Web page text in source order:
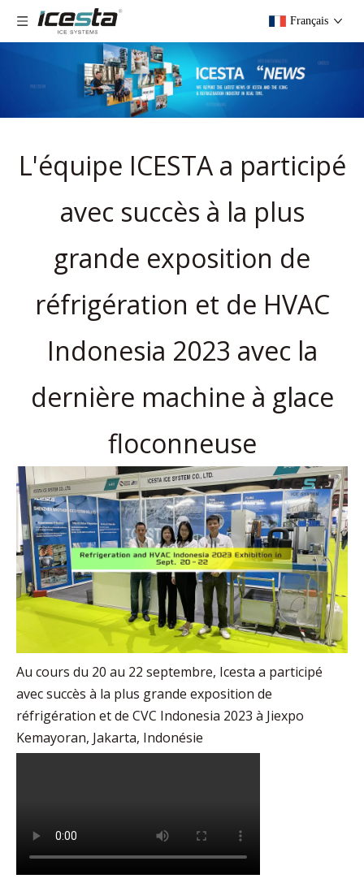
Français
L'équipe ICESTA a participé
avec succès à la plus
grande exposition de
réfrigération et de HVAC
Indonesia 2023 avec la
dernière machine à glace
floconneuse
Au cours du 20 au 22 septembre, Icesta a participé
avec succès à la plus grande exposition de
réfrigération et de CVC Indonesia 2023 à Jiexpo
Kemayoran, Jakarta, Indonésie